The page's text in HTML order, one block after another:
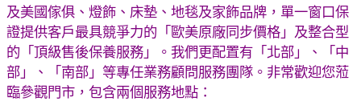
及美國傢俱、燈飾、床墊、地毯及家飾品牌，單一窗口保
證提供客戶最具競爭力的「歐美原廠同步價格」及整合型
的「頂級售後保養服務」。我們更配置有「北部」、「中
部」、「南部」等專任業務顧問服務團隊。非常歡迎您蒞
臨參觀門市，包含兩個服務地點：